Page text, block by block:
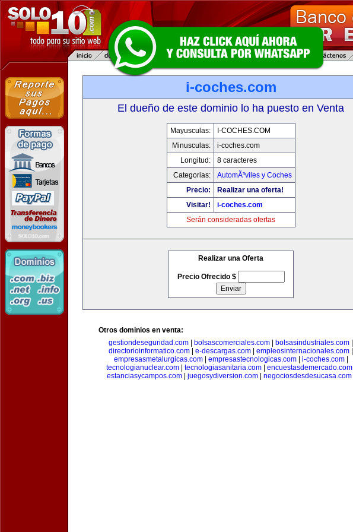
i-coches.com
El dueño de este dominio lo ha puesto en Venta
Mayusculas:
I-COCHES.COM
Minusculas:
i-coches.com
Longitud:
8 caracteres
Categorias:
AutomÃ³viles y Coches
Precio:
Realizar una oferta!
Visitar!
i-coches.com
Serán consideradas ofertas
Realizar una Oferta
Precio Ofrecido $
Otros dominios en venta:
gestiondeseguridad.com
bolsascomerciales.com bolsasindustriales.com
directorioinformatico.com
e-descargas.com empleosinternacionales.com
empresasmetalurgicas.com| empresastecnologicas.com| i-coches.com|
tecnologianuclear.com| tecnologiasanitaria.com| encuestasdemercado.com|
estanciasycampos.com| juegosydiversion.com| negociosdesdesucasa.com|